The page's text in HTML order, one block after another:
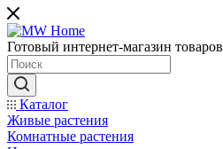
Готовый интернет-магазин
Каталог
Живые растения
Комнатные растения